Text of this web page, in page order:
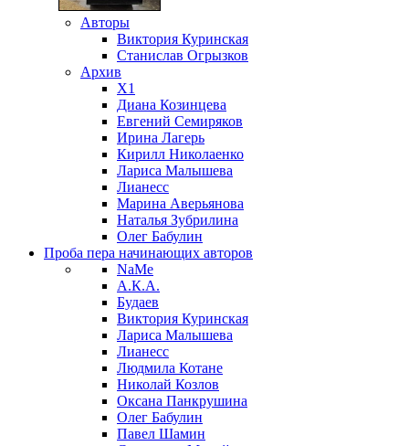
Авторы
Виктория Куринская
Станислав Огрызков
Архив
X1
Диана Козинцева
Евгений Семиряков
Ирина Лагерь
Кирилл Николаенко
Лариса Малышева
Лианесс
Марина Аверьянова
Наталья Зубрилина
Олег Бабулин
Проба пера начинающих авторов
NaMe
А.К.А.
Будаев
Виктория Куринская
Лариса Малышева
Лианесс
Людмила Котане
Николай Козлов
Оксана Панкрушина
Олег Бабулин
Павел Шамин